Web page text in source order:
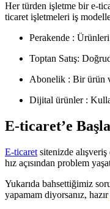
Her türden işletme bir e-
ticaret işletmeleri iş
Perakende :
Toptan Satış:
Abonelik : Bir ürün
Dijital ürünler :
E-ticaret’e
E-ticaret sitenizde
hız açısından problem
Yukarıda bahsettiğimiz
yapamam diyorsanız, hazır